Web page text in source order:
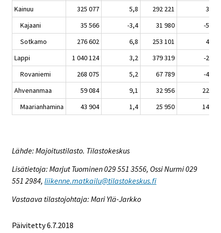
Kainuu 325 077 5,8 292 221
3,3
Kajaani
35 566 -3,4 31 980
-5,5
Sotkamo
276 602 6,8 253 101
4,3
Lappi
1 040 124 3,2 379 319
-2,6
Rovaniemi
268 075 5,2 67 789
-4,7
Ahvenanmaa
59 084 9,1 32 956
22,0
Maarianhamina
43 904 1,4 25 950 14,4
Lähde: Majoitustilasto. Tilastokeskus
Lisätietoja: Marjut Tuominen 029 551 3556, Ossi Nurmi 029
551 2984, liikenne.matkailu@tilastokeskus.fi
Vastaava tilastojohtaja: Mari Ylä-Jarkko
Päivitetty 6.7.2018